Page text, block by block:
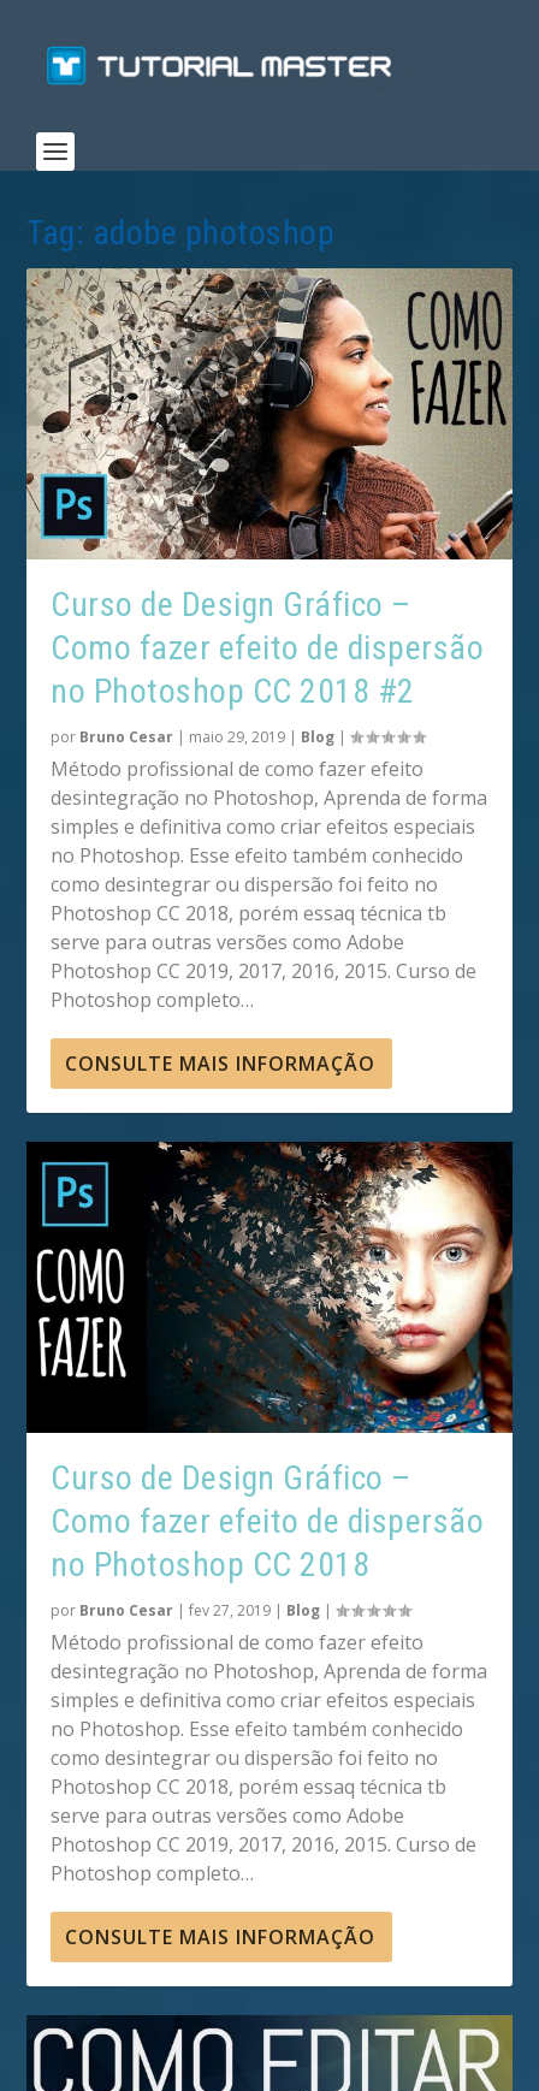
Tag: adobe photoshop
Curso de Design Gráfico –
Como fazer efeito de dispersão
no Photoshop CC 2018 #2
por Bruno Cesar | maio 29, 2019 | Blog |
Método profissional de como fazer efeito
desintegração no Photoshop, Aprenda de forma
simples e definitiva como criar efeitos especiais
no Photoshop. Esse efeito também conhecido
como desintegrar ou dispersão foi feito no
Photoshop CC 2018, porém essaq técnica tb
serve para outras versões como Adobe
Photoshop CC 2019, 2017, 2016, 2015. Curso de
Photoshop completo…
CONSULTE MAIS INFORMAÇÃO
Curso de Design Gráfico –
Como fazer efeito de dispersão
no Photoshop CC 2018
por Bruno Cesar |fev 27, 2019 | Blog |
Método profissional de como fazer efeito
desintegração no Photoshop, Aprenda de forma
simples e definitiva como criar efeitos especiais
no Photoshop. Esse efeito também conhecido
como desintegrar ou dispersão foi feito no
Photoshop CC 2018, porém essaq técnica tb
serve para outras versões como Adobe
Photoshop CC 2019, 2017, 2016, 2015. Curso de
Photoshop completo…
CONSULTE MAIS INFORMAÇÃO